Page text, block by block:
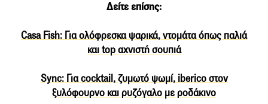
Δείτε επίσης:
Casa Fish: Για ολόφρεσκα ψαρικά, ντομάτα όπως παλιά
και top αχνιστή σουπιά
Sync: Για cocktail, ζυμωτό ψωμί, iberico στον
ξυλόφουρνο και ρυζόγαλο με ροδάκινο